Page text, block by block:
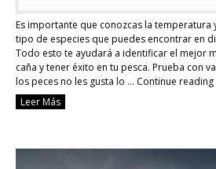
Es importante que conozcas la temperatura
tipo de especies que puedes encontrar en
Todo esto te ayudará a identificar el mejor
caña y tener éxito en tu pesca. Prueba con
los peces no les gusta lo … Continue reading
Leer Más